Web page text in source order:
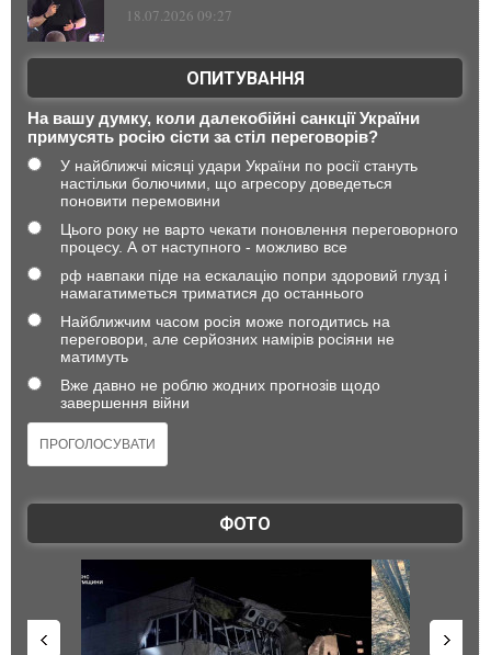
18.07.2026 09:27
ОПИТУВАННЯ
На вашу думку, коли далекобійні санкції України
примусять росію сісти за стіл переговорів?
У найближчі місяці удари України по росії стануть
настільки болючими, що агресору доведеться
поновити перемовини
Цього року не варто чекати поновлення переговорного
процесу. А от наступного - можливо все
рф навпаки піде на ескалацію попри здоровий глузд і
намагатиметься триматися до останнього
Найближчим часом росія може погодитись на
переговори, але серйозних намірів росіяни не
матимуть
Вже давно не роблю жодних прогнозів щодо
завершення війни
ФОТО